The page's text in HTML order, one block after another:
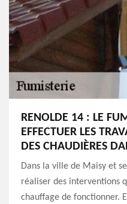
RENOLDE 14 : LE
EFFECTUER LES
DES CHAUDIÈRES
Dans la ville de Maisy et
réaliser des interventions
chauffage de fonctionner.